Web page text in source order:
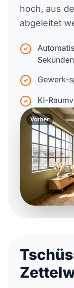
hoch, aus
abgeleitet
Sekunden
Gewerk-
KI-
Vorher